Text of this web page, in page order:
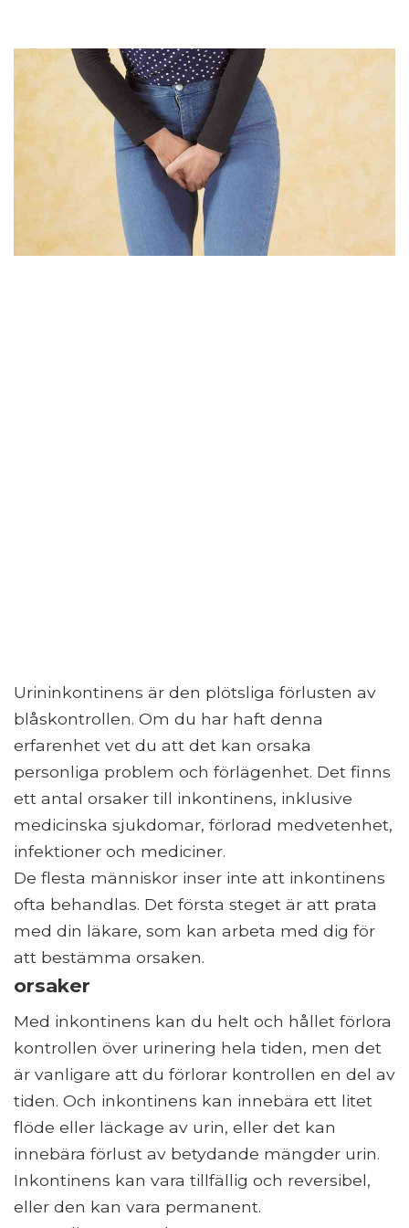
Urininkontinens är den plötsliga förlusten av
blåskontrollen. Om du har haft denna
erfarenhet vet du att det kan orsaka
personliga problem och förlägenhet. Det finns
ett antal orsaker till inkontinens, inklusive
medicinska sjukdomar, förlorad medvetenhet,
infektioner och mediciner.
De flesta människor inser inte att inkontinens
ofta behandlas. Det första steget är att prata
med din läkare, som kan arbeta med dig för
att bestämma orsaken.
orsaker
Med inkontinens kan du helt och hållet förlora
kontrollen över urinering hela tiden, men det
är vanligare att du förlorar kontrollen en del av
tiden. Och inkontinens kan innebära ett litet
flöde eller läckage av urin, eller det kan
innebära förlust av betydande mängder urin.
Inkontinens kan vara tillfällig och reversibel,
eller den kan vara permanent.